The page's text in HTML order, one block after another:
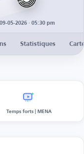
05-2026 · 05:30 pm
Statistiques
Temps forts | MENA